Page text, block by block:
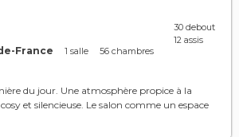
France 1 salle 56 chambres
30 debout
12 assis
du jour. Une atmosphère propice à la
et silencieuse. Le salon comme un espace